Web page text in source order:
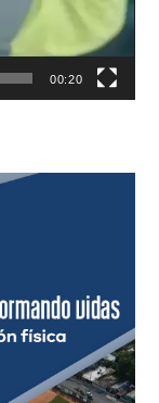
00:20